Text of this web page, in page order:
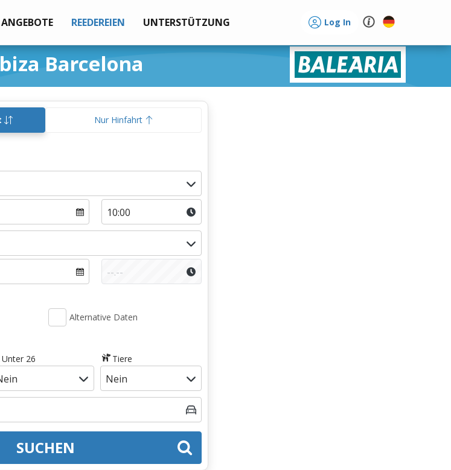
ANGEBOTE REEDEREIEN UNTERSTÜTZUNG Log In
Barcelona
Nur Hinfahrt
Alternative Daten
Unter 26 Tiere
SUCHEN